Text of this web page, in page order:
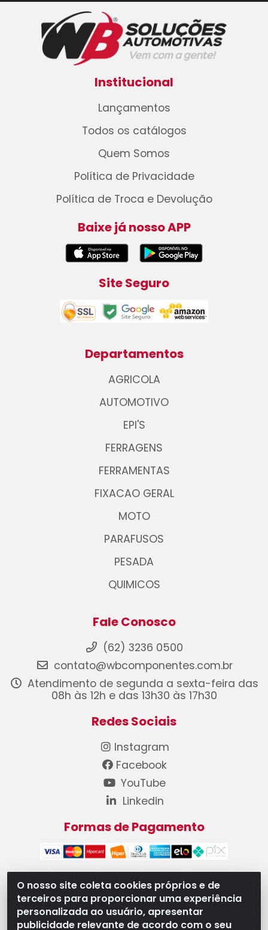
O nosso site coleta cookies próprios e de
terceiros para proporcionar uma experiência
personalizada ao usuário, apresentar
publicidade relevante de acordo com o seu
Institucional
Lançamentos
Todos os catálogos
Quem Somos
Política de Privacidade
Política de Troca e Devolução
Baixe já nosso APP
Site Seguro
Departamentos
AGRICOLA
AUTOMOTIVO
EPI'S
FERRAGENS
FERRAMENTAS
FIXACAO GERAL
MOTO
PARAFUSOS
PESADA
QUIMICOS
Fale Conosco
(62) 3236 0500
contato@wbcomponentes.com.br
Atendimento de segunda a sexta-feira das
08h às 12h e das 13h30 às 17h30
Redes Sociais
Instagram
Facebook
YouTube
Linkedin
Formas de Pagamento
WB Componentes Automotivos LTDA - CNPJ
08.528.393/0001-12 - Rua do Níquel, 667 - Parque
Oeste Industrial, Goiânia/GO - CEP 74375-660